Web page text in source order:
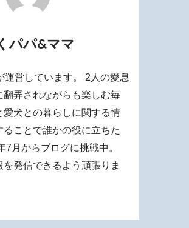
パパ&ママ
運営しています。 2人の愛息
翻弄されながらも楽しむ毎
愛犬との暮らしに関する情
ことで誰かの役に立ちた
7月からブログに挑戦中。
発信できるよう頑張りま